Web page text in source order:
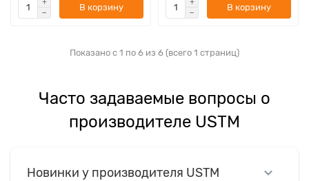
В корзину В корзину
Показано с 1 по 6 из 6 (всего 1 страниц)
Часто задаваемые вопросы о
производителе USTM
Новинки у производителя USTM